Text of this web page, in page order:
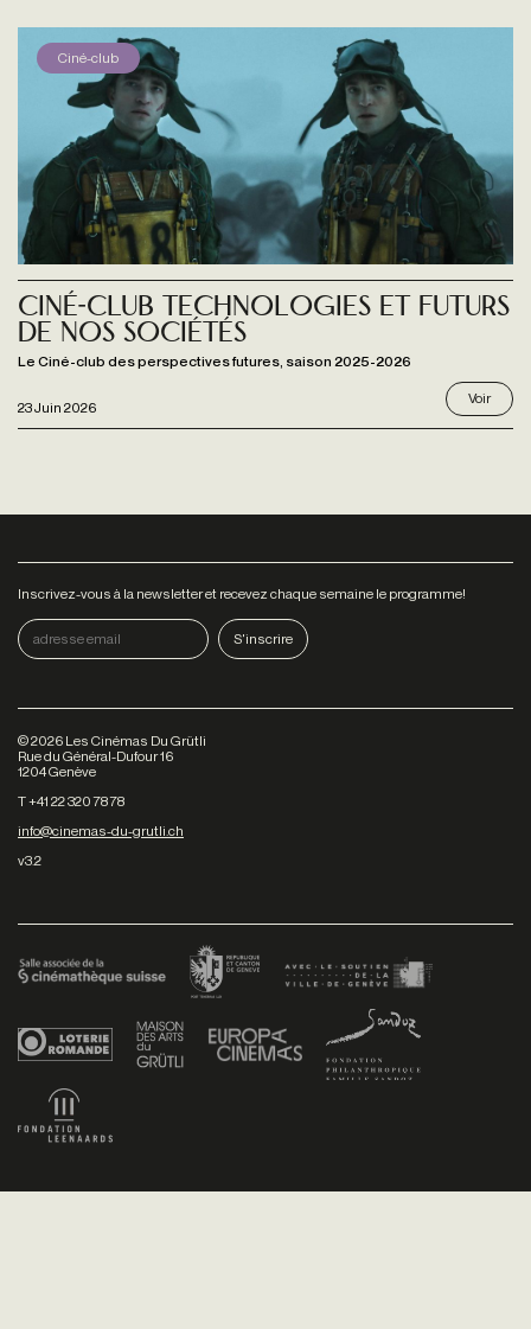
Ciné-club
23 Juin 2026
Ciné-club Technologies et futurs
de nos sociétés
Le Ciné-club des perspectives futures, saison 2025-2026
Voir
Inscrivez-vous à la newsletter et recevez chaque semaine le programme!
©2026 Les Cinémas Du Grütli
Rue du Général-Dufour 16
1204 Genève
T +41 22 320 78 78
info@cinemas-du-grutli.ch
v3.2